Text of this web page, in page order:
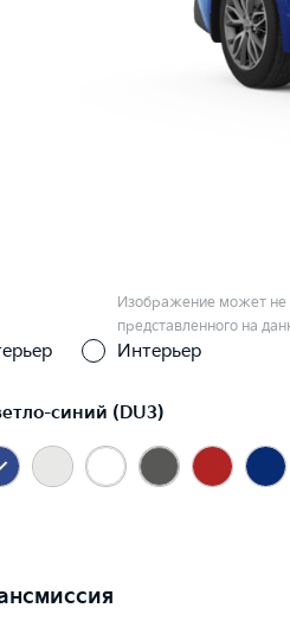
Изображение может не
представленного на
Интерьер
синий (DU3)